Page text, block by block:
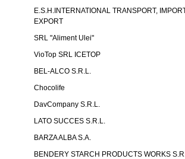
E.S.H.INTERNATIONAL TRANSPORT,
EXPORT
SRL "Aliment Ulei"
VioTop SRL ICETOP
BEL-ALCO S.R.L.
Chocolife
DavCompany S.R.L.
LATO SUCCES S.R.L.
BARZA ALBA S.A.
BENDERY STARCH PRODUCTS WORKS